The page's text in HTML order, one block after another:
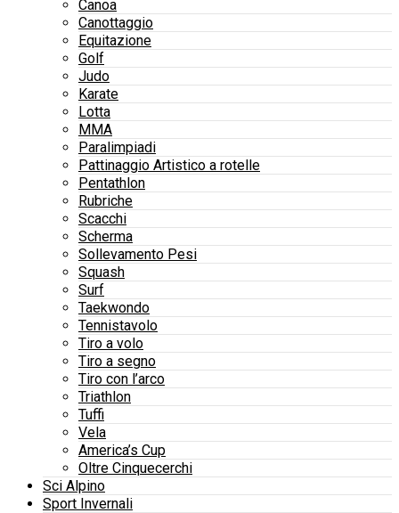
Canoa
Canottaggio
Equitazione
Golf
Judo
Karate
Lotta
MMA
Paralimpiadi
Pattinaggio Artistico a rotelle
Pentathlon
Rubriche
Scacchi
Scherma
Sollevamento Pesi
Squash
Surf
Taekwondo
Tennistavolo
Tiro a volo
Tiro a segno
Tiro con l’arco
Triathlon
Tuffi
Vela
America’s Cup
Oltre Cinquecerchi
Sci Alpino
Sport Invernali